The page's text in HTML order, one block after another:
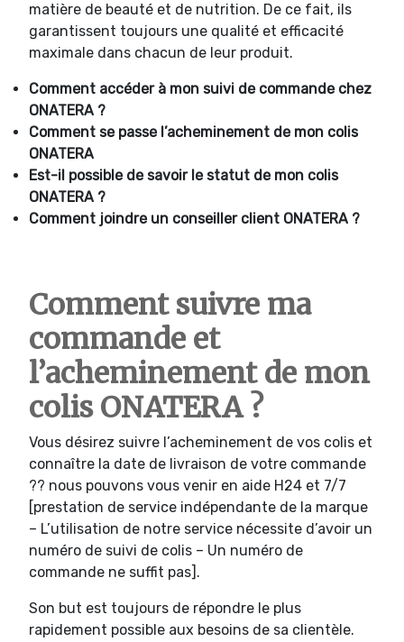
matière de beauté et de nutrition. De ce fait, ils
garantissent toujours une qualité et efficacité
maximale dans chacun de leur produit.
Comment accéder à mon suivi de commande chez
ONATERA ?
Comment se passe l’acheminement de mon colis
ONATERA
Est-il possible de savoir le statut de mon colis
ONATERA ?
Comment joindre un conseiller client ONATERA ?
Comment suivre ma
commande et
l’acheminement de mon
colis ONATERA ?
Vous désirez suivre l’acheminement de vos colis et
connaître la date de livraison de votre commande
?? nous pouvons vous venir en aide H24 et 7/7
[prestation de service indépendante de la marque
– L’utilisation de notre service nécessite d’avoir un
numéro de suivi de colis – Un numéro de
commande ne suffit pas].
Son but est toujours de répondre le plus
rapidement possible aux besoins de sa clientèle.